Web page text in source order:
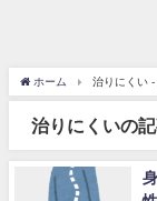
ホーム 治りにくい
治りにくいの